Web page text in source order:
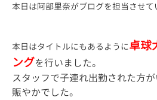
本日は阿部里奈がブログを担当させて
本日はタイトルにもあるように卓球
ングを行いました。
スタッフで子連れ出勤された方
賑やかでした。